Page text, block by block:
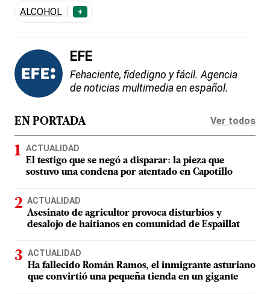
ALCOHOL +
EFE
Fehaciente, fidedigno y fácil. Agencia
de noticias multimedia en español.
EN PORTADA Ver todos
ACTUALIDAD
El testigo que se negó a disparar: la pieza que
sostuvo una condena por atentado en Capotillo
ACTUALIDAD
Asesinato de agricultor provoca disturbios y
desalojo de haitianos en comunidad de Espaillat
ACTUALIDAD
Ha fallecido Román Ramos, el inmigrante asturiano
que convirtió una pequeña tienda en un gigante